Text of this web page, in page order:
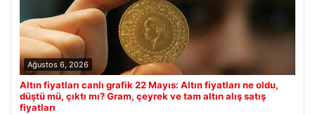
Ağustos 6, 2026
Altın fiyatları canlı grafik 22 Mayıs: Altın fiyatları ne oldu,
düştü mü, çıktı mı? Gram, çeyrek ve tam altın alış satış
fiyatları